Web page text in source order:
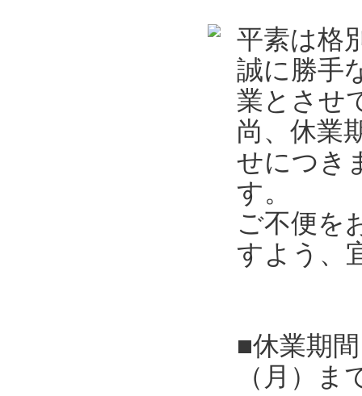
平素は格
誠に勝手
業とさせ
尚、休業
せにつき
す。
ご不便を
すよう、
■休業期
（月）ま